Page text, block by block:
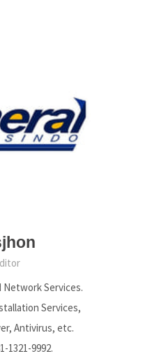
Services.
Services,
Antivirus, etc.
1321-9992.